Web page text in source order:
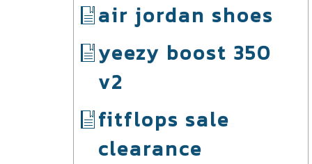
air jordan shoes
yeezy boost 350
v2
fitflops sale
clearance